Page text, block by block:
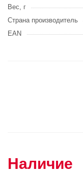
Вес, г
Страна производитель
EAN
Наличие